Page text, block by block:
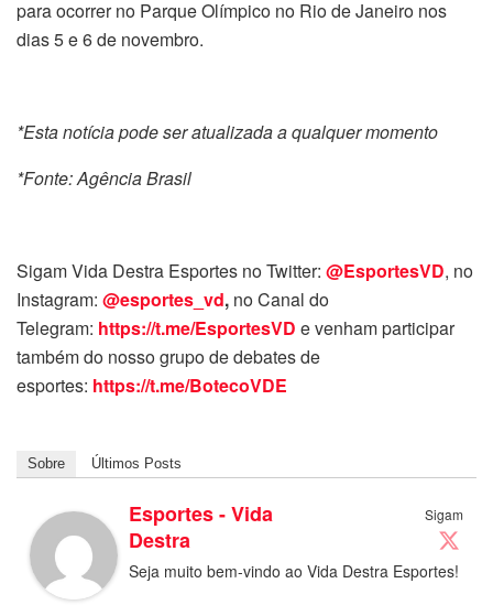
para ocorrer no Parque Olímpico no Rio de Janeiro nos
dias 5 e 6 de novembro.
*Esta notícia pode ser atualizada a qualquer momento
*Fonte: Agência Brasil
Sigam Vida Destra Esportes no Twitter: @EsportesVD, no
Instagram: @esportes_vd, no Canal do
Telegram: https://t.me/EsportesVD e venham participar
também do nosso grupo de debates de
esportes: https://t.me/BotecoVDE
Sobre Últimos Posts
Sigam
Esportes - Vida
Destra
Seja muito bem-vindo ao Vida Destra Esportes!